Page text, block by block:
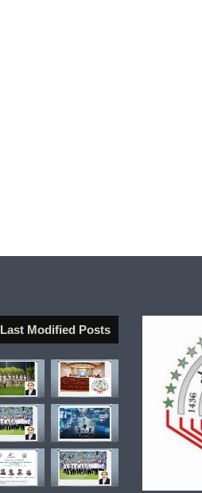
Last Modified Posts